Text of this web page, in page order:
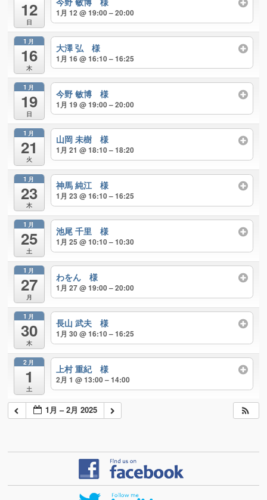
12
日
1月 12 @ 19:00 – 20:00
1月
16
木
大澤 弘 様
1月 16 @ 16:10 – 16:25
1月
19
日
今野 敏博 様
1月 19 @ 19:00 – 20:00
1月
21
火
山岡 未樹 様
1月 21 @ 18:10 – 18:20
1月
23
木
神馬 純江 様
1月 23 @ 16:10 – 16:25
1月
25
土
池尾 千里 様
1月 25 @ 10:10 – 10:30
1月
27
月
わをん 様
1月 27 @ 19:00 – 20:00
1月
30
木
長山 武夫 様
1月 30 @ 16:10 – 16:25
2月
1
土
上村 重紀 様
2月 1 @ 13:00 – 14:00
1月 – 2月 2025